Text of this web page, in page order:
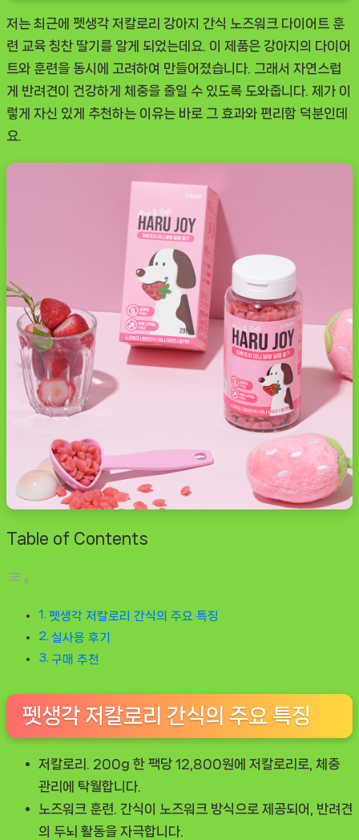
저는 최근에 펫생각 저칼로리 강아지 간식 노즈워크 다이어트 훈
련 교육 칭찬 딸기를 알게 되었는데요. 이 제품은 강아지의 다이어
트와 훈련을 동시에 고려하여 만들어졌습니다. 그래서 자연스럽
게 반려견이 건강하게 체중을 줄일 수 있도록 도와줍니다. 제가 이
렇게 자신 있게 추천하는 이유는 바로 그 효과와 편리함 덕분인데
요.
Table of Contents
펫생각 저칼로리 간식의 주요 특징
실사용 후기
구매 추천
펫생각 저칼로리 간식의 주요 특징
저칼로리.
200g 한 팩당 12,800원에 저칼로리로, 체중
관리에 탁월합니다.
노즈워크 훈련. 간식이 노즈워크 방식으로 제공되어, 반려견
의 두뇌 활동을 자극합니다.